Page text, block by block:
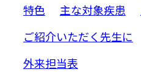
特色 主な対象疾患
ご紹介いただく先生に
外来担当表